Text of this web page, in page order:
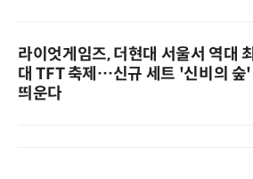
라이엇게임즈, 더현대 서울서 역대 최
대 TFT 축제…신규 세트 '신비의 숲'
띄운다